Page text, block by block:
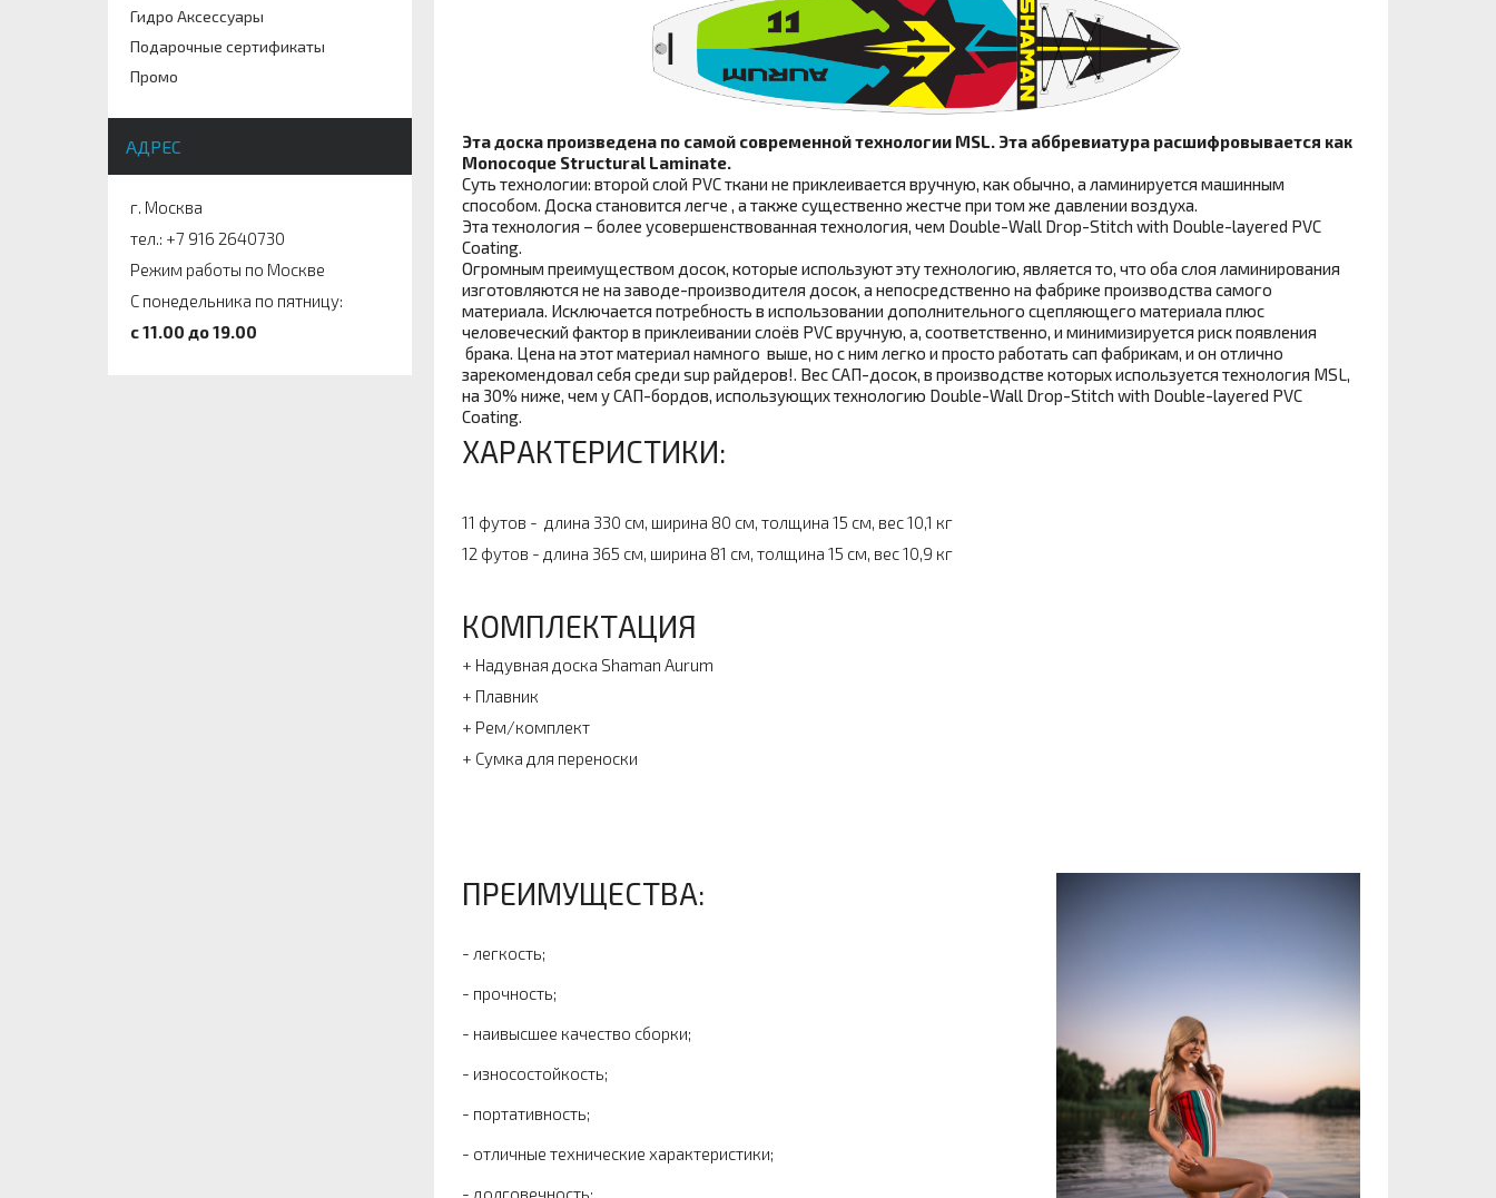
Гидро Аксессуары
Подарочные сертификаты
Промо
АДРЕС
г. Москва
тел.: +7 916 2640730
Режим работы по Москве
С понедельника по пятницу:
c 11.00 до 19.00
Эта доска произведена по самой современной технологии MSL. Эта аббревиатура расшифровывается как
Monocoque Structural Laminate.
Суть технологии: второй слой PVC ткани не приклеивается вручную, как обычно, а ламинируется машинным
способом. Доска становится легче , а также существенно жестче при том же давлении воздуха.
Эта технология – более усовершенствованная технология, чем Double-Wall Drop-Stitch with Double-layered PVC
Coating.
Огромным преимуществом досок, которые используют эту технологию, является то, что оба слоя ламинирования
изготовляются не на заводе-производителя досок, а непосредственно на фабрике производства самого
материала. Исключается потребность в использовании дополнительного сцепляющего материала плюс
человеческий фактор в приклеивании слоёв PVC вручную, а, соответственно, и минимизируется риск появления
брака. Цена на этот материал намного выше, но с ним легко и просто работать сап фабрикам, и он отлично
зарекомендовал себя среди sup райдеров!. Вес САП-досок, в производстве которых используется технология MSL,
на 30% ниже, чем у САП-бордов, использующих технологию Double-Wall Drop-Stitch with Double-layered PVC
Coating.
ХАРАКТЕРИСТИКИ:
11 футов - длина 330 см, ширина 80 см, толщина 15 см, вес 10,1 кг
12 футов - длина 365 см, ширина 81 см, толщина 15 см, вес 10,9 кг
КОМПЛЕКТАЦИЯ
+ Надувная доска Shaman Aurum
+ Плавник
+ Рем/комплект
+ Сумка для переноски
ПРЕИМУЩЕСТВА:
- легкость;
- прочность;
- наивысшее качество сборки;
- износостойкость;
- портативность;
- отличные технические характеристики;
- долговечность;